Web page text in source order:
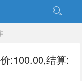
:100.00,结算: